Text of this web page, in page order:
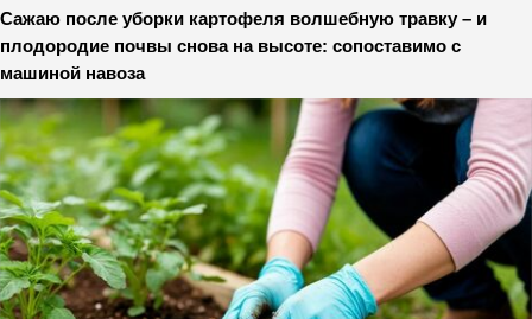
Сажаю после уборки картофеля волшебную травку – и
плодородие почвы снова на высоте: сопоставимо с
машиной навоза